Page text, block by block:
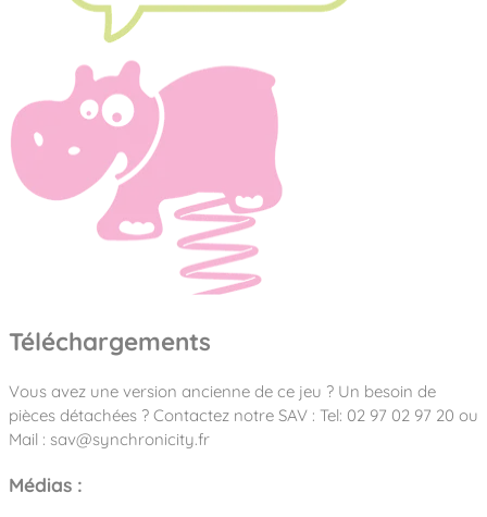
Téléchargements
Vous avez une version ancienne de ce jeu ? Un besoin de
pièces détachées ? Contactez notre SAV : Tel: 02 97 02 97 20 ou
Mail : sav@synchronicity.fr
Médias :